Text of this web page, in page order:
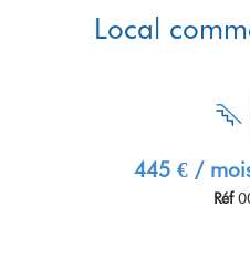
445 € /
Réf